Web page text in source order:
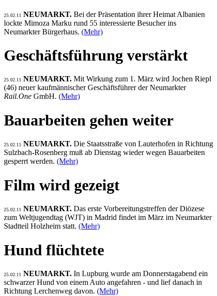
25.02.11 NEUMARKT. Bei der Präsentation ihrer Heimat Albanien
lockte Mimoza Marku rund 55 interessierte Besucher ins
Neumarkter Bürgerhaus. (Mehr)
Geschäftsführung verstärkt
25.02.11 NEUMARKT. Mit Wirkung zum 1. März wird Jochen Riepl
(46) neuer kaufmännischer Geschäftsführer der Neumarkter
Rail.One GmbH. (Mehr)
Bauarbeiten gehen weiter
25.02.11 NEUMARKT. Die Staatsstraße von Lauterhofen in Richtung
Sulzbach-Rosenberg muß ab Dienstag wieder wegen Bauarbeiten
gesperrt werden. (Mehr)
Film wird gezeigt
25.02.11 NEUMARKT. Das erste Vorbereitungstreffen der Diözese
zum Weltjugendtag (WJT) in Madrid findet im März im Neumarkter
Stadtteil Holzheim statt. (Mehr)
Hund flüchtete
25.02.11 NEUMARKT. In Lupburg wurde am Donnerstagabend ein
schwarzer Hund von einem Auto angefahren - und lief danach in
Richtung Lerchenweg davon. (Mehr)